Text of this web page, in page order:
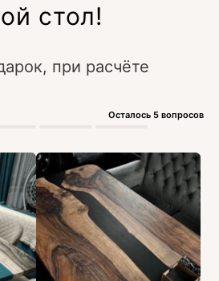
стол!
при расчёте
Осталось 5 вопросов